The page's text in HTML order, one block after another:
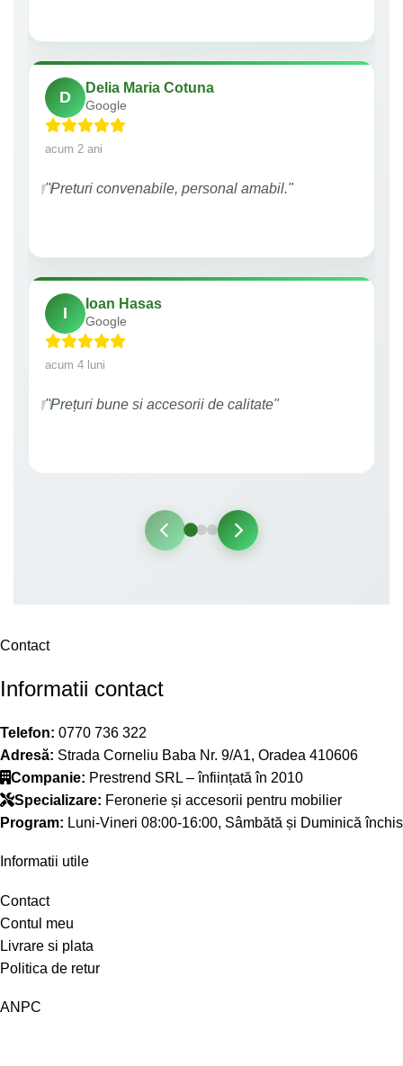
D
Delia Maria Cotuna
Google
acum 2 ani
"Preturi convenabile, personal amabil."
I
Ioan Hasas
Google
acum 4 luni
"Prețuri bune si accesorii de calitate"
Contact
Informatii contact
Telefon: 0770 736 322
Adresă: Strada Corneliu Baba Nr. 9/A1, Oradea 410606
Companie: Prestrend SRL – înființată în 2010
Specializare: Feronerie și accesorii pentru mobilier
Program: Luni-Vineri 08:00-16:00, Sâmbătă și Duminică închis
Informatii utile
Contact
Contul meu
Livrare si plata
Politica de retur
ANPC